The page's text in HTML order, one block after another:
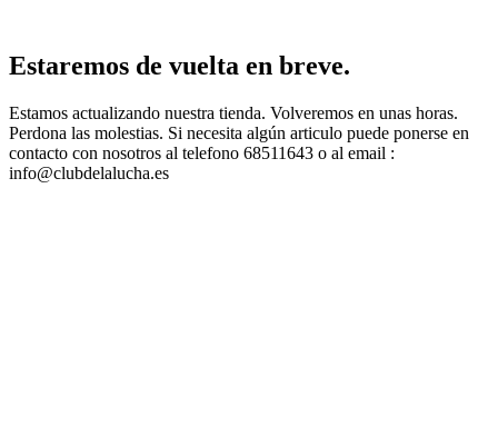
Estaremos de vuelta en breve.
Estamos actualizando nuestra tienda. Volveremos en unas horas.
Perdona las molestias. Si necesita algún articulo puede ponerse en
contacto con nosotros al telefono 68511643 o al email :
info@clubdelalucha.es